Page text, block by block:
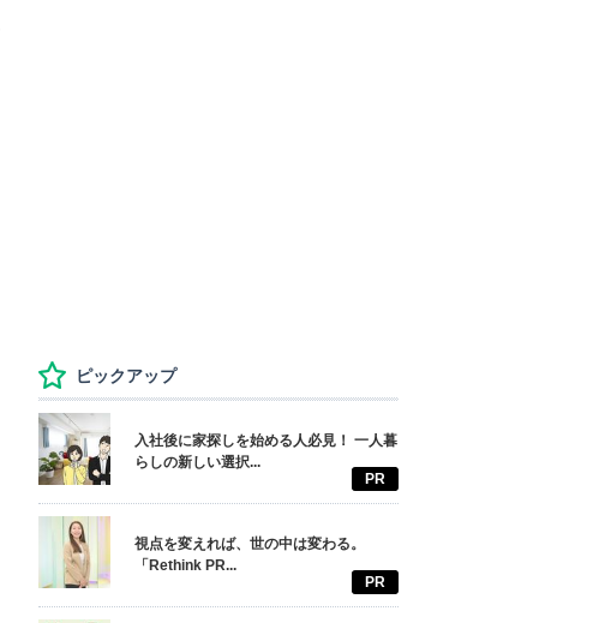
ピックアップ
入社後に家探しを始める人必見！ 一人暮
らしの新しい選択...
PR
視点を変えれば、世の中は変わる。
「Rethink PR...
PR